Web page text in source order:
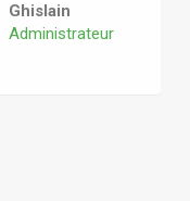
Ghislain
Administrateur